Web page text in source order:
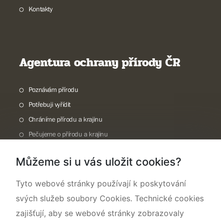
Kontakty
Agentura ochrany přírody ČR
Poznávám přírodu
Potřebuji vyřídit
Chráníme přírodu a krajinu
Pečujeme o přírodu a krajinu
O nás
Můžeme si u vás uložit cookies?
Tyto webové stránky používají k poskytování
svých služeb soubory Cookies. Technické cookies
zajišťují, aby se webové stránky zobrazovaly